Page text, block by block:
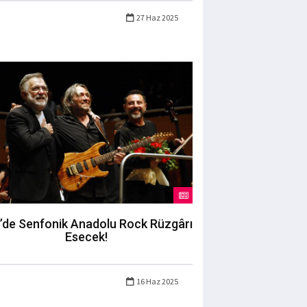
27 Haz 2025
Senfonik Anadolu Rock Rüzgârı
Esecek!
16 Haz 2025